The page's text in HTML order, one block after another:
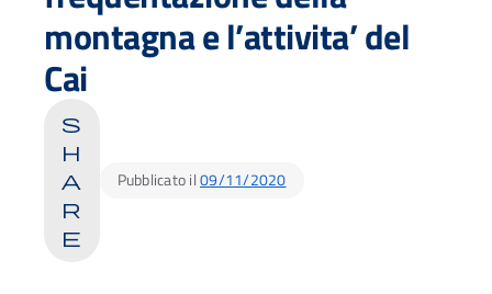
montagna e l’attivita’ del
Cai
s
h
a
r
e
Pubblicato il09/11/2020